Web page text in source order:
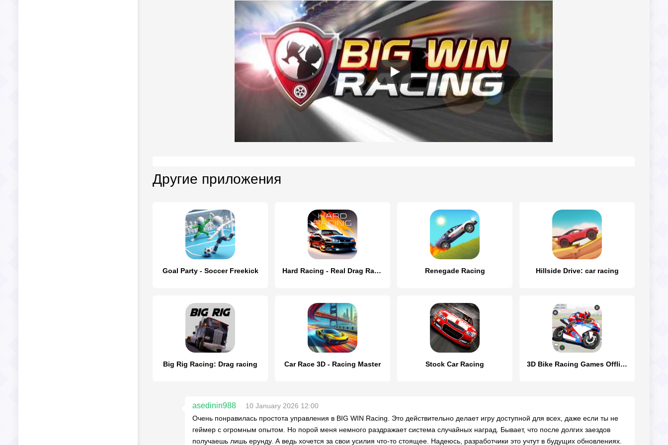
Другие приложения
Goal Party - Soccer Freekick Hard Racing - Real Drag Racing Renegade Racing Hillside Drive: car racing
Big Rig Racing: Drag racing Car Race 3D - Racing Master Stock Car Racing 3D Bike Racing Games Offline
asedinin988
10 January 2026 12:00
Очень понравилась простота управления в BIG WIN Racing. Это действительно делает игру доступной для всех, даже если ты не
геймер с огромным опытом. Но порой меня немного раздражает система случайных наград. Бывает, что после долгих заездов
получаешь лишь ерунду. А ведь хочется за свои усилия что-то стоящее. Надеюсь, разработчики это учтут в будущих обновлениях.